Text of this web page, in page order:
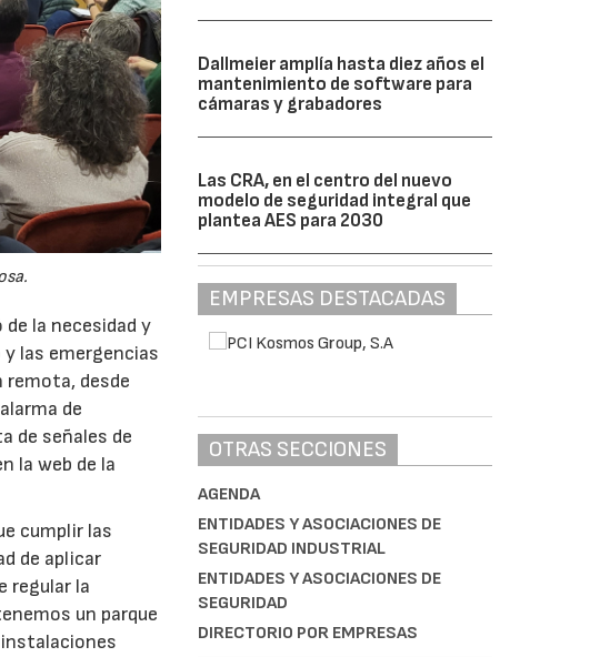
la necesidad y
las emergencias
remota, desde
de
de señales de
la web de la
cumplir las
de aplicar
regular la
un parque
Dallmeier amplía hasta diez años el
mantenimiento de software para
cámaras y grabadores
Las CRA, en el centro del nuevo
modelo de seguridad integral que
plantea AES para 2030
EMPRESAS DESTACADAS
OTRAS SECCIONES
AGENDA
ENTIDADES Y ASOCIACIONES DE
SEGURIDAD INDUSTRIAL
ENTIDADES Y ASOCIACIONES DE
SEGURIDAD
DIRECTORIO POR EMPRESAS